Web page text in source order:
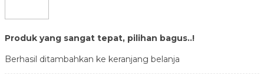
Produk yang sangat tepat, pilihan bagus..!
Berhasil ditambahkan ke keranjang belanja